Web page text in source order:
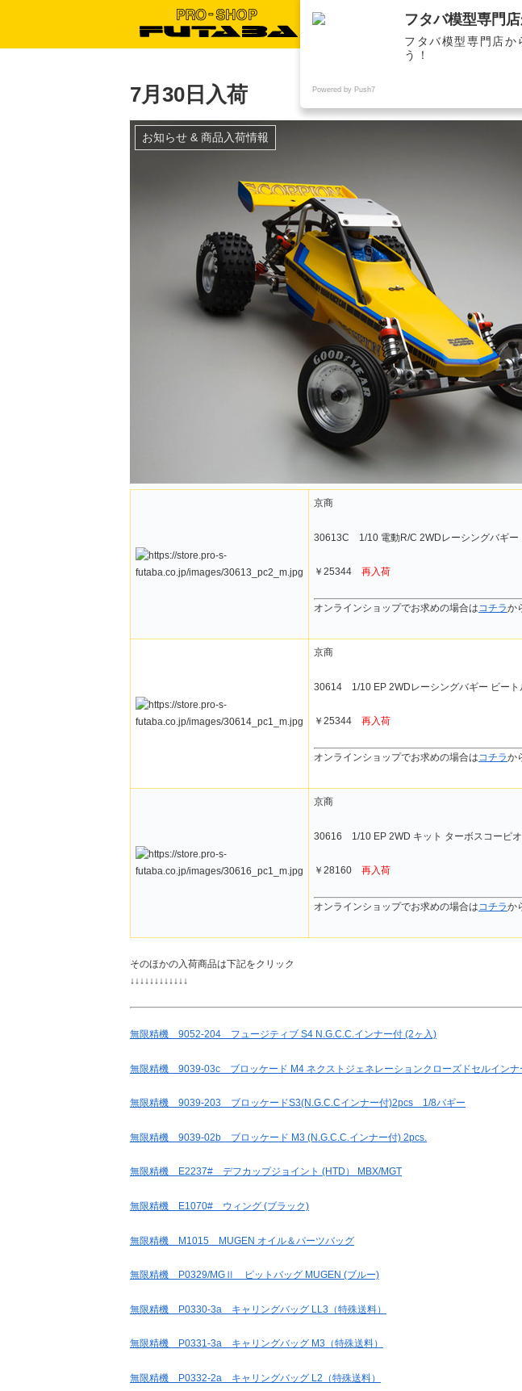
STORE
店舗のご案内
7月30日入荷
お知らせ & 商品入荷情報
京商
30613C 1/10 電動R/C 2WDレーシングバギー
￥25344 再入荷
オンラインショップでお求めの場合はコチラか
京商
30614 1/10 EP 2WDレーシングバギー ビート
￥25344 再入荷
オンラインショップでお求めの場合はコチラか
京商
30616 1/10 EP 2WD キット ターボスコーピ
￥28160 再入荷
オンラインショップでお求めの場合はコチラか
そのほかの入荷商品は下記をクリック
↓↓↓↓↓↓↓↓↓↓↓↓
無限精機 9052-204 フュージティブ S4 N.G.C.C.インナー付 (2ヶ入)
無限精機 9039-03c ブロッケード M4 ネクストジェネレーションクローズドセルインナ
無限精機 9039-203 ブロッケードS3(N.G.C.Cインナー付)2pcs 1/8バギー
無限精機 9039-02b ブロッケード M3 (N.G.C.C.インナー付) 2pcs.
無限精機 E2237# デフカップジョイント (HTD） MBX/MGT
無限精機 E1070# ウィング (ブラック)
無限精機 M1015 MUGEN オイル＆パーツバッグ
無限精機 P0329/MGⅡ ピットバッグ MUGEN (ブルー)
無限精機 P0330-3a キャリングバッグ LL3（特殊送料）
無限精機 P0331-3a キャリングバッグ M3（特殊送料）
無限精機 P0332-2a キャリングバッグ L2（特殊送料）
フタバ模型専門
フタバ模型専門店か
う！
Powered by Push7